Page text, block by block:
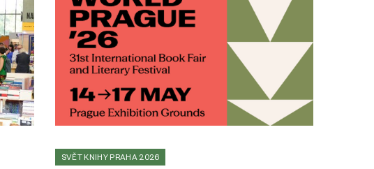
SVĚT KNIHY PRAHA 2026